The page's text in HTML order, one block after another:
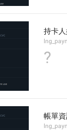
持卡
?
帳單